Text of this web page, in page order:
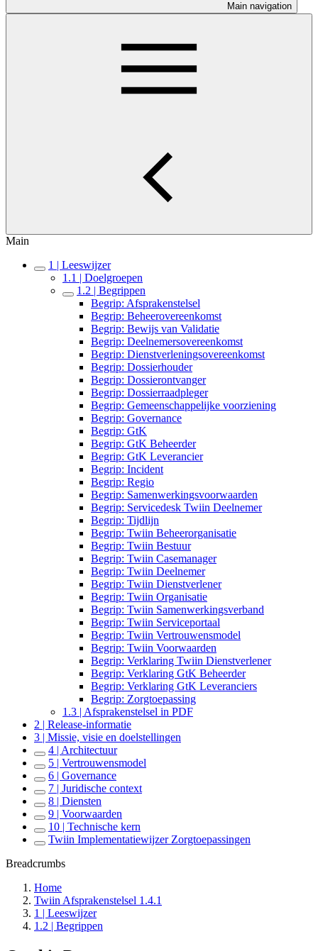
Main navigation
Main
1 | Leeswijzer
1.1 | Doelgroepen
1.2 | Begrippen
Begrip: Afsprakenstelsel
Begrip: Beheerovereenkomst
Begrip: Bewijs van Validatie
Begrip: Deelnemersovereenkomst
Begrip: Dienstverleningsovereenkomst
Begrip: Dossierhouder
Begrip: Dossierontvanger
Begrip: Dossierraadpleger
Begrip: Gemeenschappelijke voorziening
Begrip: Governance
Begrip: GtK
Begrip: GtK Beheerder
Begrip: GtK Leverancier
Begrip: Incident
Begrip: Regio
Begrip: Samenwerkingsvoorwaarden
Begrip: Servicedesk Twiin Deelnemer
Begrip: Tijdlijn
Begrip: Twiin Beheerorganisatie
Begrip: Twiin Bestuur
Begrip: Twiin Casemanager
Begrip: Twiin Deelnemer
Begrip: Twiin Dienstverlener
Begrip: Twiin Organisatie
Begrip: Twiin Samenwerkingsverband
Begrip: Twiin Serviceportaal
Begrip: Twiin Vertrouwensmodel
Begrip: Twiin Voorwaarden
Begrip: Verklaring Twiin Dienstverlener
Begrip: Verklaring GtK Beheerder
Begrip: Verklaring GtK Leveranciers
Begrip: Zorgtoepassing
1.3 | Afsprakenstelsel in PDF
2 | Release-informatie
3 | Missie, visie en doelstellingen
4 | Architectuur
5 | Vertrouwensmodel
6 | Governance
7 | Juridische context
8 | Diensten
9 | Voorwaarden
10 | Technische kern
Twiin Implementatiewijzer Zorgtoepassingen
Breadcrumbs
Home
Twiin Afsprakenstelsel 1.4.1
1 | Leeswijzer
1.2 | Begrippen